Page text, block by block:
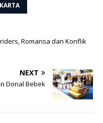
Romansa dan Konflik
NEXT
Donal Bebek